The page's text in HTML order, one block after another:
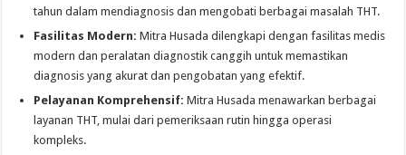
tahun dalam mendiagnosis dan mengobati berbagai masalah THT.
Fasilitas Modern: Mitra Husada dilengkapi dengan fasilitas medis
modern dan peralatan diagnostik canggih untuk memastikan
diagnosis yang akurat dan pengobatan yang efektif.
Pelayanan Komprehensif: Mitra Husada menawarkan berbagai
layanan THT, mulai dari pemeriksaan rutin hingga operasi
kompleks.